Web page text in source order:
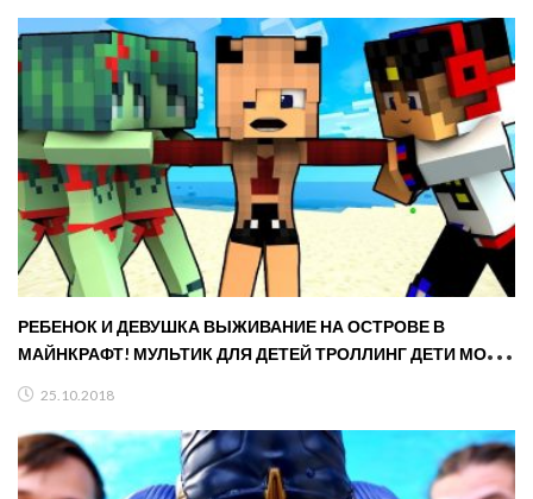
РЕБЕНОК И ДЕВУШКА ВЫЖИВАНИЕ НА ОСТРОВЕ В
МАЙНКРАФТ! МУЛЬТИК ДЛЯ ДЕТЕЙ ТРОЛЛИНГ ДЕТИ МОДЫ
25.10.2018